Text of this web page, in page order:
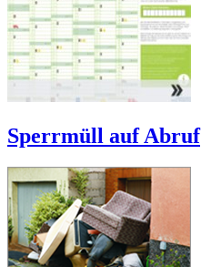
Sperrmüll auf Abruf